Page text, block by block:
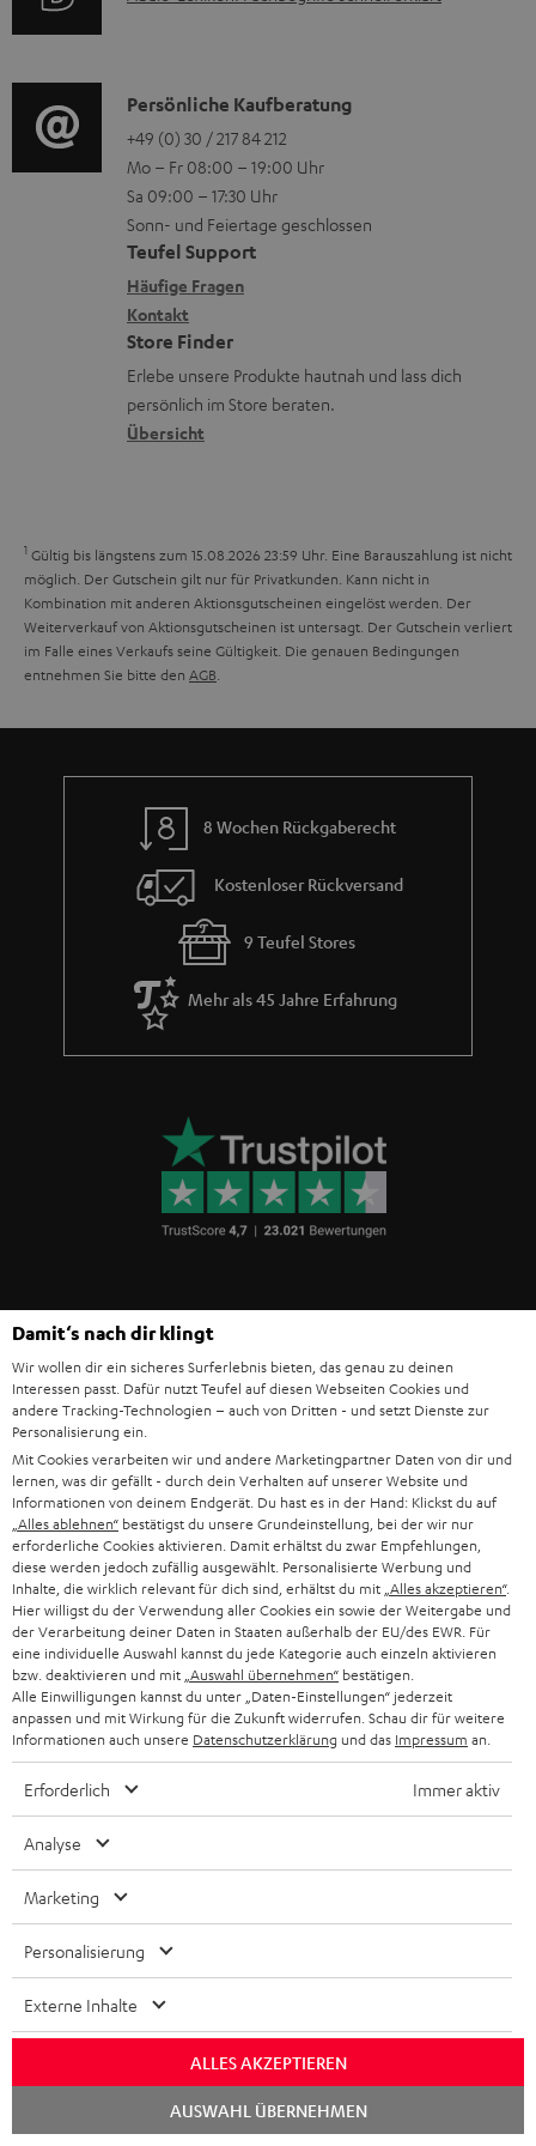
n
m
V
e
r
s
a
n
d
i
e
n
z
u
r
G
a
r
a
n
e
g
e
r
ä
t
e
R
ü
c
k
m
e
i
o
-
L
e
x
i
k
o
n
K
o
n
t
a
k
t
d
a
t
Persönliche Kaufberatung
+49 (0) 30 / 217 84 212
Mo – Fr 08:00 – 19:00 Uhr
Sa 09:00 – 17:30 Uhr
Sonn- und Feiertage geschlossen
Teufel Support
Häufige Fragen
Kontakt
Store Finder
Erlebe unsere Produkte hautnah und lass dich
persönlich im Store beraten.
Übersicht
1 Gültig bis längstens zum 15.08.2026 23:59 Uhr. Eine Barauszahlung ist nicht
möglich. Der Gutschein gilt nur für Privatkunden. Kann nicht in
Kombination mit anderen Aktionsgutscheinen eingelöst werden. Der
Weiterverkauf von Aktionsgutscheinen ist untersagt. Der Gutschein verliert
im Falle eines Verkaufs seine Gültigkeit. Die genauen Bedingungen
entnehmen Sie bitte den AGB
8 Wochen Rückgaberecht
Kostenloser Rückversand
9 Teufel Stores
Mehr als 45 Jahre Erfahrung
Teufel Blog
Audio-Technologien, HiFi-Trends, Tipps & Tricks
Teufel Support
Häufige Fragen
Kontakt
Rückgabe / Rücktritt
Sendungsverfolgung
Store Finder
Erlebe unsere Produkte hautnah und lass dich persönlich
im Store beraten.
45 €
RABATT
Wähle deinen Gutschein!
Damit‘s nach dir klingt
Wir wollen dir ein sicheres Surferlebnis bieten, das genau zu deinen
Interessen passt. Dafür nutzt Teufel auf diesen Webseiten Cookies und
andere Tracking-Technologien – auch von Dritten - und setzt Dienste zur
Personalisierung ein.
Mit Cookies verarbeiten wir und andere Marketingpartner Daten von dir und
lernen, was dir gefällt - durch dein Verhalten auf unserer Website und
Informationen von deinem Endgerät. Du hast es in der Hand: Klickst du auf
„Alles ablehnen“ bestätigst du unsere Grundeinstellung, bei der wir nur
erforderliche Cookies aktivieren. Damit erhältst du zwar Empfehlungen,
diese werden jedoch zufällig ausgewählt. Personalisierte Werbung und
Inhalte, die wirklich relevant für dich sind, erhältst du mit „Alles akzeptieren“.
Hier willigst du der Verwendung aller Cookies ein sowie der Weitergabe und
der Verarbeitung deiner Daten in Staaten außerhalb der EU/des EWR. Für
eine individuelle Auswahl kannst du jede Kategorie auch einzeln aktivieren
bzw. deaktivieren und mit „Auswahl übernehmen“ bestätigen.
Alle Einwilligungen kannst du unter „Daten-Einstellungen“ jederzeit
anpassen und mit Wirkung für die Zukunft widerrufen. Schau dir für weitere
Informationen auch unsere Datenschutzerklärung und das Impressum an.
Erforderlich Immer aktiv
Analyse
Marketing
Personalisierung
Externe Inhalte
ALLES AKZEPTIEREN
AUSWAHL ÜBERNEHMEN